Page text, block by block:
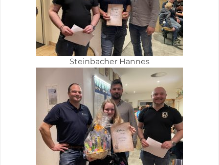
Steinbacher Hannes